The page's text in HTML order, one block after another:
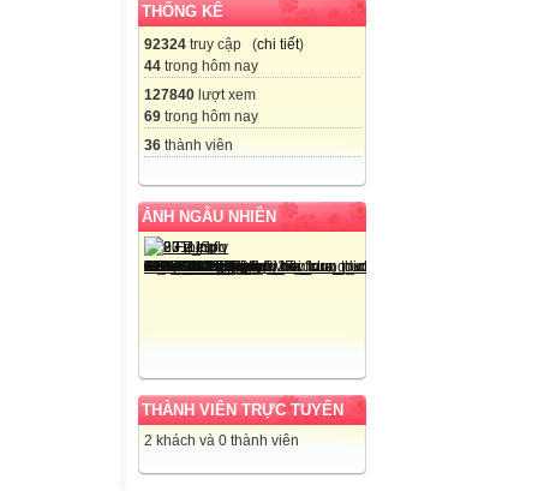
THỐNG KÊ
92324 truy cập (chi tiết)
44 trong hôm nay
127840 lượt xem
69 trong hôm nay
36 thành viên
ẢNH NGẪU NHIÊN
THÀNH VIÊN TRỰC TUYẾN
2 khách và 0 thành viên